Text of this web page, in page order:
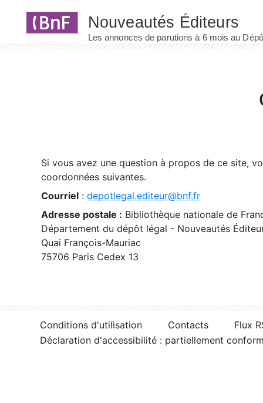
Si vous avez une question à propos de ce site,
coordonnées suivantes.
Courriel : depotlegal.editeur@bnf.fr
Adresse postale : Bibliothèque nationale de
Département du dépôt légal - Nouveautés
Quai François-Mauriac
75706 Paris Cedex 13
Conditions d'utilisation Contacts
Flux
Déclaration d'accessibilité : partiellement